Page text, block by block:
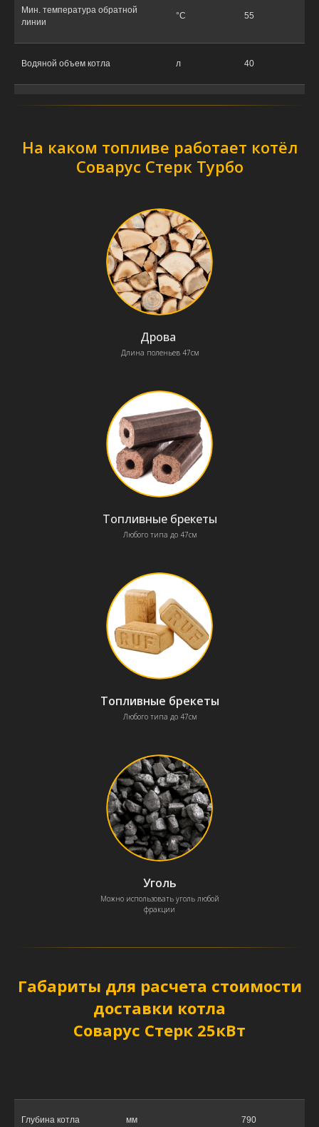
Мин. температура обратной
линии
°C 55
Водяной объем котла л 40
Патрубки подачи и обратной
мм
Максимальная длина поленьев см
Высота загрузочной дверцы мм
Максимальное рабочее давление МПа
На каком топливе работает котёл
Соварус Стерк Турбо
Дрова
Длина поленьев 47см
Топливные брекеты
Любого типа до 47см
Топливные брекеты
Любого типа до 47см
Уголь
Можно использовать уголь любой
фракции
Габариты для расчета стоимости
доставки котла
Соварус Стерк 25кВт
Глубина котла мм 790